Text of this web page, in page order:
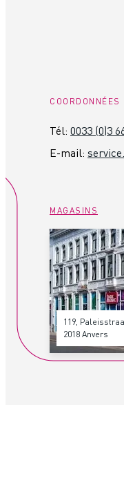
COORDONNÉES
Tél: 0033 (0)3
E-mail:
MAGASINS
119,
2018 Anvers